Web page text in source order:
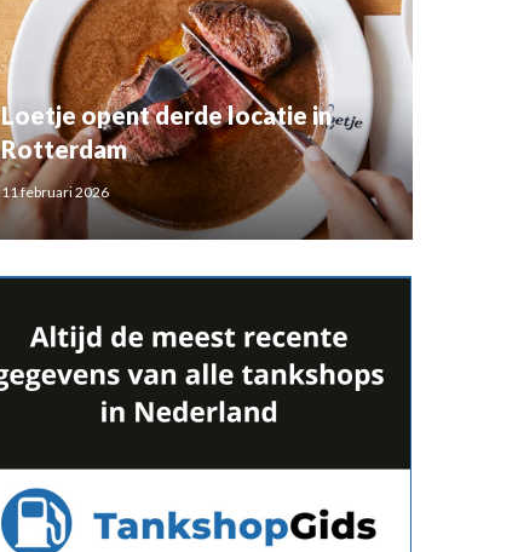
Loetje opent derde locatie in
Rotterdam
11 februari 2026